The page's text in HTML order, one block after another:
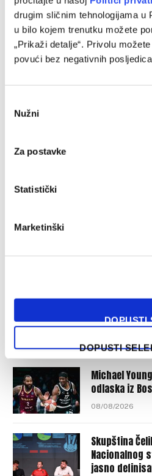
drugim sličnim tehnologijama u
u bilo kojem trenutku možete
„Prikaži detalje“. Privolu
povući bez negativnih
Selection
Nužni
Za postavke
Statistički
Marketinški
DOPUSTI
DOPUSTI
Kurtinaitis
zvijezda
Michael
odlaska iz
08/08/2026
Skupština
Nacionalnog
jasno